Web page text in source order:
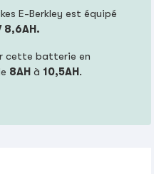
E-Berkley est équipé
8,6AH.
cette batterie en
8AH à 10,5AH.